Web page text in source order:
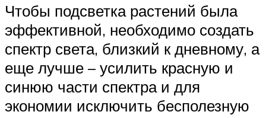
Чтобы подсветка растений была
эффективной, необходимо создать
спектр света, близкий к дневному, а
еще лучше – усилить красную и
синюю части спектра и для
экономии исключить бесполезную